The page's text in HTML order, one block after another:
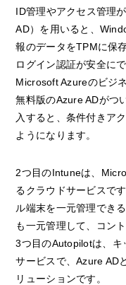
ID管理やアクセス管理
AD）を用いると、
報のデータをTPMに保
ログイン認証が安全に
Microsoft Azureのビジ
無料版のAzure ADがつ
入すると、条件付きア
ようになります。
2つ目のIntuneは、
るクラウドサービスで
ル端末を一元管理でき
も一元管理して、コン
3つ目のAutopilotは、キ
サービスで、Azure AD
リューションです。